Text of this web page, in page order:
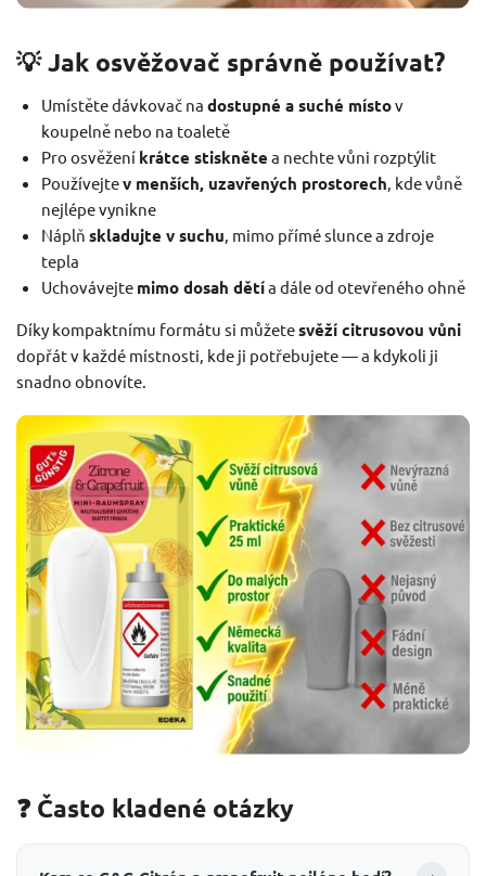
💡 Jak osvěžovač správně používat?
Umístěte dávkovač na dostupné a suché místov
koupelně nebo na toaletě
Pro osvěžení krátce stiskněte a nechte vůni rozptýlit
Používejtev menších, uzavřených prostorech, kde vůně
nejlépe vynikne
Náplň skladujte v suchu, mimo přímé slunce a zdroje
tepla
Uchovávejte mimo dosah dětía dále od otevřeného ohně
Díky kompaktnímu formátu si můžetesvěží citrusovou vůni
dopřát v každé místnosti, kde ji potřebujete — a kdykoli ji
snadno obnovíte.
❓ Často kladené otázky